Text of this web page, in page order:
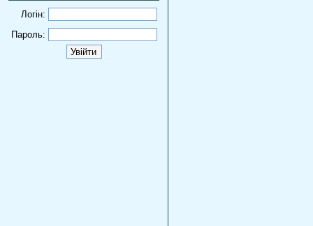
Логін:
Пароль: